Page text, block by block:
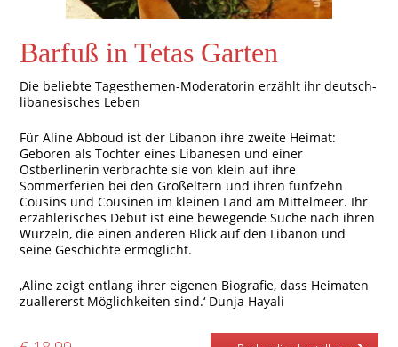
Barfuß in Tetas Garten
Die beliebte Tagesthemen-Moderatorin erzählt ihr deutsch-
libanesisches Leben
Für Aline Abboud ist der Libanon ihre zweite Heimat:
Geboren als Tochter eines Libanesen und einer
Ostberlinerin verbrachte sie von klein auf ihre
Sommerferien bei den Großeltern und ihren fünfzehn
Cousins und Cousinen im kleinen Land am Mittelmeer. Ihr
erzählerisches Debüt ist eine bewegende Suche nach ihren
Wurzeln, die einen anderen Blick auf den Libanon und
seine Geschichte ermöglicht.
‚Aline zeigt entlang ihrer eigenen Biografie, dass Heimaten
zuallererst Möglichkeiten sind.‘ Dunja Hayali